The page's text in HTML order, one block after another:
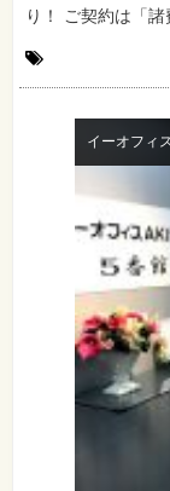
り！ ご契約は「諸
イーオフィス